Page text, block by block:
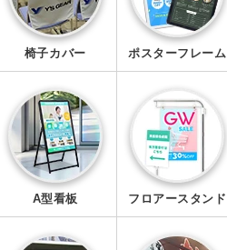
椅子カバー ポスターフレーム
A型看板 フロアースタンド